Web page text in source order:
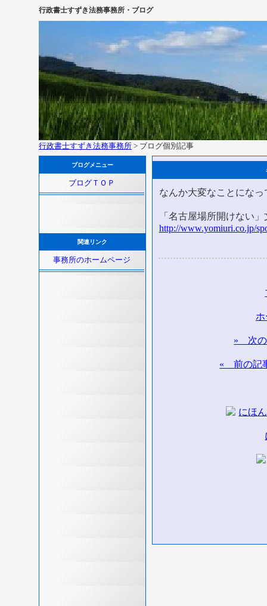
行政書士すずき法務事務所・ブログ
行政書士すずき法務事務所 > ブログ個別記事
ブログメニュー
ブログＴＯＰ
関連リンク
事務所のホームページ
なんか大変なことにな
「名古屋場所開けない
http://www.yomiuri.co.jp/
» 次
« 前の記